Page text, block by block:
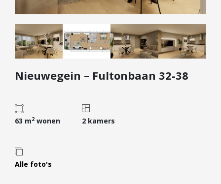
Internationaal
Nieuwbouw
Bedrijfsaanbod
Diensten
Kopen
Huren
Verhuren
Verzekeren
Nieuwegein – Fultonbaan 32-38
63 m2 wonen 2 kamers
Alle foto's